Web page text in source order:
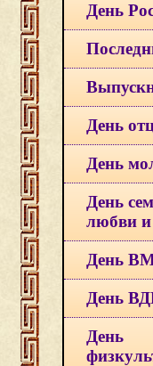
День
День
День
День
любви и
День
День
День